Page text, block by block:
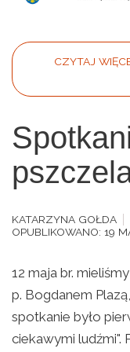
CZYTAJ
KATARZYNA GOŁDA
OPUBLIKOWANO: 19
12 maja br.
p. Bogdanem
spotkanie było
ciekawymi ludźmi".